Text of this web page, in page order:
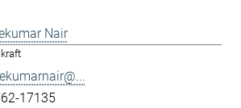
Nair
17135